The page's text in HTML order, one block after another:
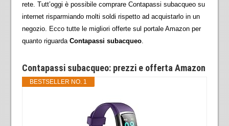
rete. Tutt’oggi è possibile comprare Contapassi subacqueo su
internet risparmiando molti soldi rispetto ad acquistarlo in un
negozio. Ecco tutte le migliori offerte sul portale Amazon per
quanto riguarda Contapassi subacqueo.
Contapassi subacqueo: prezzi e offerta Amazon
BESTSELLER NO. 1